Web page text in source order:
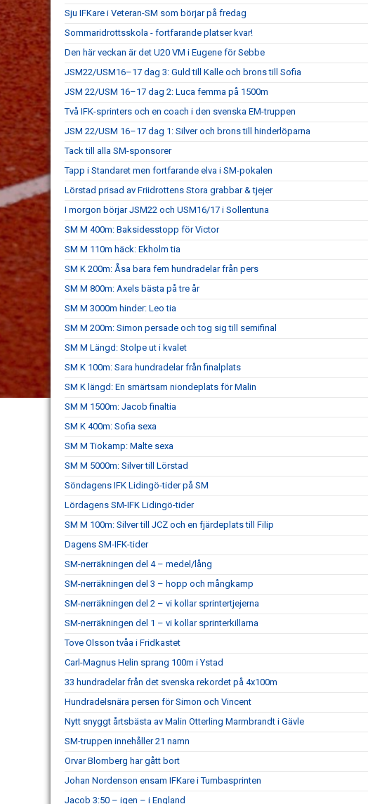
Sju IFKare i Veteran-SM som börjar på fredag
Sommaridrottsskola - fortfarande platser kvar!
Den här veckan är det U20 VM i Eugene för Sebbe
JSM22/USM16–17 dag 3: Guld till Kalle och brons till Sofia
JSM 22/USM 16–17 dag 2: Luca femma på 1500m
Två IFK-sprinters och en coach i den svenska EM-truppen
JSM 22/USM 16–17 dag 1: Silver och brons till hinderlöparna
Tack till alla SM-sponsorer
Tapp i Standaret men fortfarande elva i SM-pokalen
Lörstad prisad av Friidrottens Stora grabbar & tjejer
I morgon börjar JSM22 och USM16/17 i Sollentuna
SM M 400m: Baksidesstopp för Victor
SM M 110m häck: Ekholm tia
SM K 200m: Åsa bara fem hundradelar från pers
SM M 800m: Axels bästa på tre år
SM M 3000m hinder: Leo tia
SM M 200m: Simon persade och tog sig till semifinal
SM M Längd: Stolpe ut i kvalet
SM K 100m: Sara hundradelar från finalplats
SM K längd: En smärtsam niondeplats för Malin
SM M 1500m: Jacob finaltia
SM K 400m: Sofia sexa
SM M Tiokamp: Malte sexa
SM M 5000m: Silver till Lörstad
Söndagens IFK Lidingö-tider på SM
Lördagens SM-IFK Lidingö-tider
SM M 100m: Silver till JCZ och en fjärdeplats till Filip
Dagens SM-IFK-tider
SM-nerräkningen del 4 – medel/lång
SM-nerräkningen del 3 – hopp och mångkamp
SM-nerräkningen del 2 – vi kollar sprintertjejerna
SM-nerräkningen del 1 – vi kollar sprinterkillarna
Tove Olsson tvåa i Fridkastet
Carl-Magnus Helin sprang 100m i Ystad
33 hundradelar från det svenska rekordet på 4x100m
Hundradelsnära persen för Simon och Vincent
Nytt snyggt årtsbästa av Malin Otterling Marmbrandt i Gävle
SM-truppen innehåller 21 namn
Orvar Blomberg har gått bort
Johan Nordenson ensam IFKare i Tumbasprinten
Jacob 3:50 – igen – i England